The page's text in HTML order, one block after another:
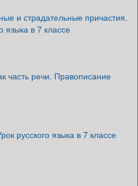
и страдательные причастия.
языка в 7 классе
часть речи. Правописание
русского языка в 7 классе